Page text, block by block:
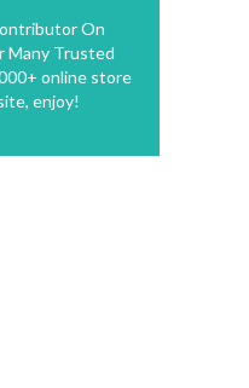
On
Many Trusted
online store
enjoy!